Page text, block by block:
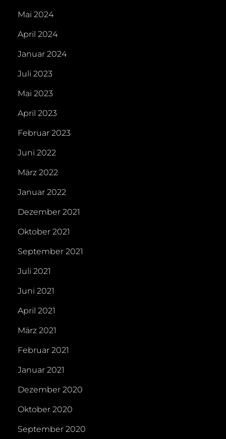
Mai 2024
April 2024
Januar 2024
Juli 2023
Mai 2023
April 2023
Februar 2023
Juni 2022
März 2022
Januar 2022
Dezember 2021
Oktober 2021
September 2021
Juli 2021
Juni 2021
April 2021
März 2021
Februar 2021
Januar 2021
Dezember 2020
Oktober 2020
September 2020